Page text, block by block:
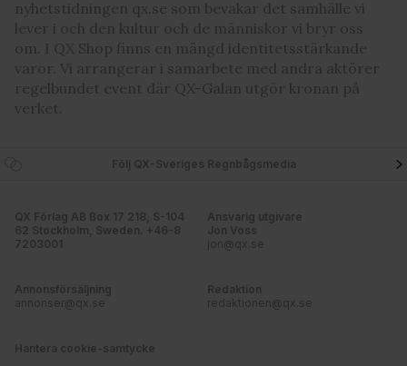
nyhetstidningen qx.se som bevakar det samhälle vi
lever i och den kultur och de människor vi bryr oss
om. I QX Shop finns en mängd identitetsstärkande
varor. Vi arrangerar i samarbete med andra aktörer
regelbundet event där QX-Galan utgör kronan på
verket.
Följ QX-Sveriges Regnbågsmedia
QX Förlag AB Box 17 218, S-104
62 Stockholm, Sweden. +46-8
7203001
Ansvarig utgivare
Jon Voss
jon@qx.se
Annonsförsäljning
annonser@qx.se
Redaktion
redaktionen@qx.se
Hantera cookie-samtycke